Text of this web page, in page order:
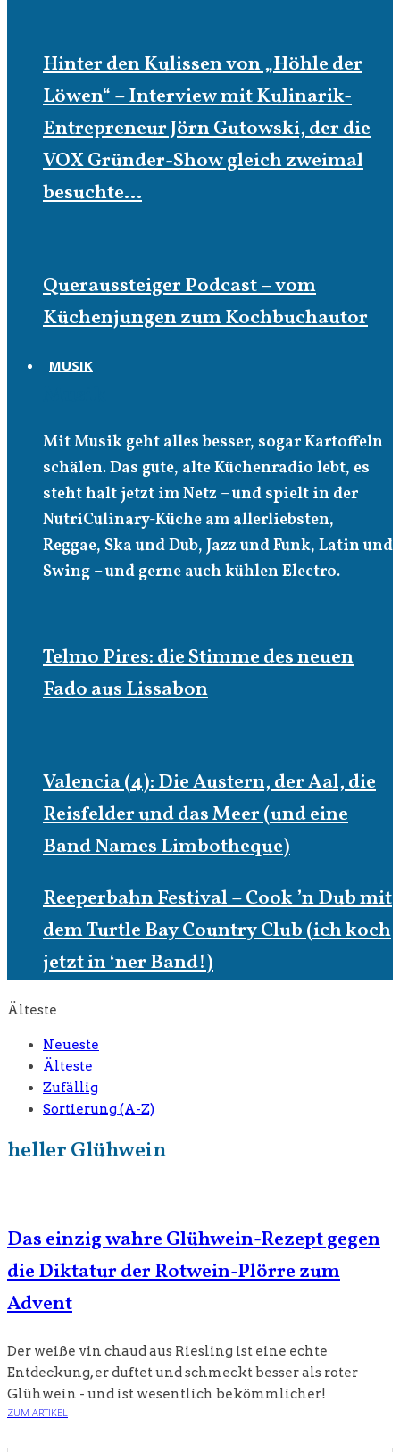
Hinter den Kulissen von „Höhle der
Löwen“ – Interview mit Kulinarik-
Entrepreneur Jörn Gutowski, der die
VOX Gründer-Show gleich zweimal
besuchte…
Queraussteiger Podcast – vom
Küchenjungen zum Kochbuchautor
MUSIK
Mit Musik geht alles besser, sogar Kartoffeln
schälen. Das gute, alte Küchenradio lebt, es
steht halt jetzt im Netz – und spielt in der
NutriCulinary-Küche am allerliebsten,
Reggae, Ska und Dub, Jazz und Funk, Latin und
Swing – und gerne auch kühlen Electro.
Telmo Pires: die Stimme des neuen
Fado aus Lissabon
Valencia (4): Die Austern, der Aal, die
Reisfelder und das Meer (und eine
Band Names Limbotheque)
Reeperbahn Festival – Cook ’n Dub mit
dem Turtle Bay Country Club (ich koch
jetzt in ‘ner Band!)
Älteste
Neueste
Älteste
Zufällig
Sortierung (A-Z)
heller Glühwein
Das einzig wahre Glühwein-Rezept gegen
die Diktatur der Rotwein-Plörre zum
Advent
Der weiße vin chaud aus Riesling ist eine echte
Entdeckung, er duftet und schmeckt besser als roter
Glühwein - und ist wesentlich bekömmlicher!
ZUM ARTIKEL